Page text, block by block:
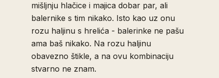
mišljnju hlačice i majica dobar par, ali
balernike s tim nikako. Isto kao uz onu
rozu haljinu s hrelića - balerinke ne pašu
ama baš nikako. Na rozu haljinu
obavezno štikle, a na ovu kombinaciju
stvarno ne znam.